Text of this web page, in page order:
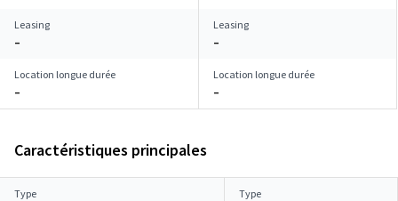
Leasing
–
Leasing
–
Location longue durée
–
Location longue durée
–
Caractéristiques principales
Type Type